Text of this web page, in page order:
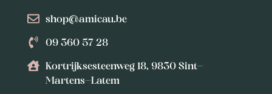
shop@amicau.be
09 360 57 28
Kortrijksesteenweg 18, 9830 Sint-
Martens-Latem